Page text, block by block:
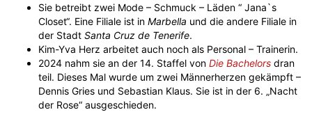
Sie betreibt zwei Mode – Schmuck – Läden “ Jana`s
Closet“. Eine Filiale ist in Marbella und die andere Filiale in
der Stadt Santa Cruz de Tenerife.
Kim-Yva Herz arbeitet auch noch als Personal – Trainerin.
2024 nahm sie an der 14. Staffel von Die Bachelors dran
teil. Dieses Mal wurde um zwei Männerherzen gekämpft –
Dennis Gries und Sebastian Klaus. Sie ist in der 6. „Nacht
der Rose“ ausgeschieden.